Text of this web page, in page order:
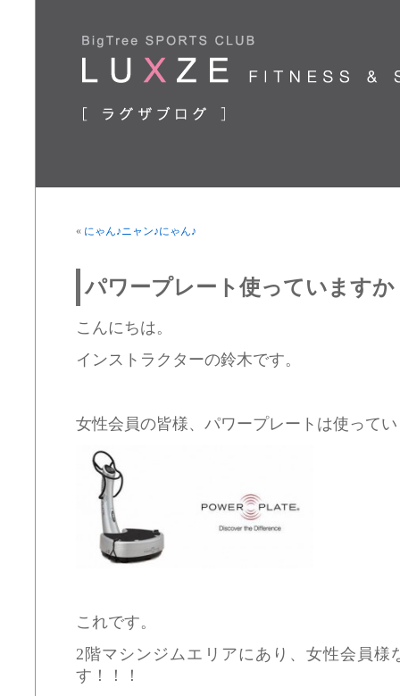
« にゃん♪ニャン♪にゃん♪
パワープレート使っていますか
こんにちは。
インストラクターの鈴木です。
女性会員の皆様、パワープレートは使って
これです。
2階マシンジムエリアにあり、女性会員様
す！！！